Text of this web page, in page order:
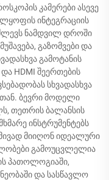
კამერები ასევე
ინტეგრაციის
ნამდვილ დროში
გაზომვები და
გამოტანის
HDMI შეერთების
სხვადასხვა
ბევრი მოდელი
თეთრის ბალანსის
ინსტრუმენტებს
მიიღონ იდეალური
გამოუცვლელია
პათოლოგიაში,
და სასწავლო